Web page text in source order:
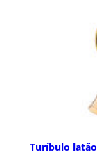
Turíbulo